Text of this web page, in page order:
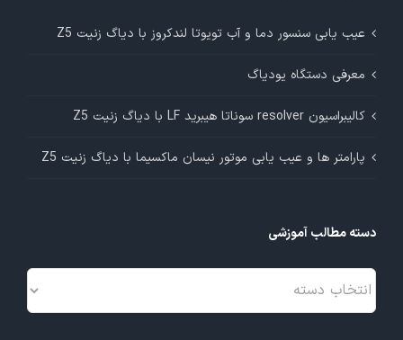
عیب یابی سنسور دما و آب تویوتا لندکروز با دیاگ زنیت Z5
معرفی دستگاه یودیاگ
کالیبراسیون resolver سوناتا هیبرید LF با دیاگ زنیت Z5
پارامتر ها و عیب یابی موتور نیسان ماکسیما با دیاگ زنیت Z5
دسته مطالب آموزشی
دسته